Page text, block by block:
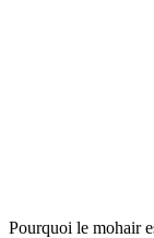
Pourquoi le mohair